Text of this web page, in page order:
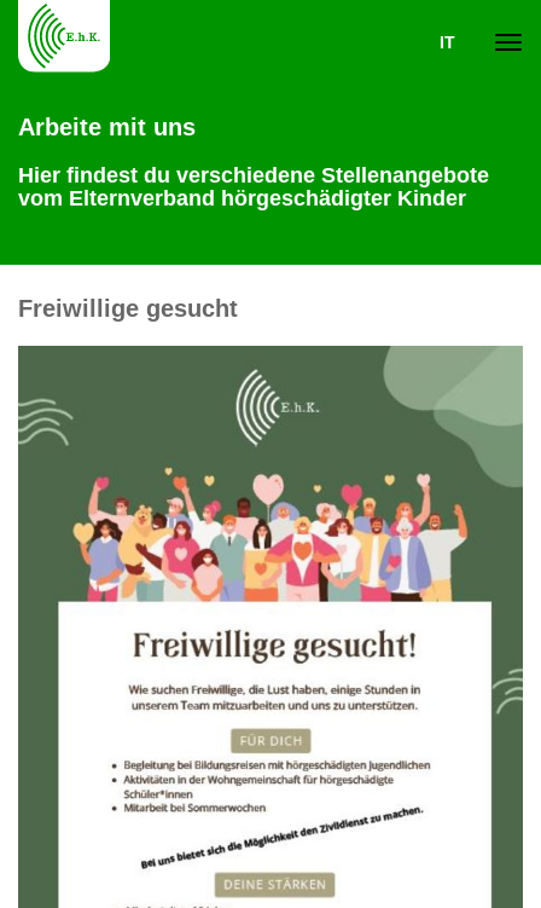
IT
Arbeite mit uns
Hier findest du verschiedene Stellenangebote
vom Elternverband hörgeschädigter Kinder
Freiwillige gesucht